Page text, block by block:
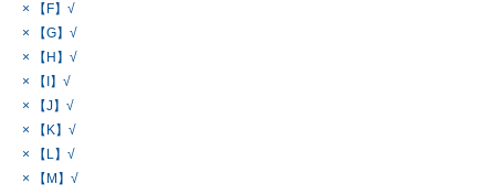
× 【F】√
× 【G】√
× 【H】√
× 【I】√
× 【J】√
× 【K】√
× 【L】√
× 【M】√